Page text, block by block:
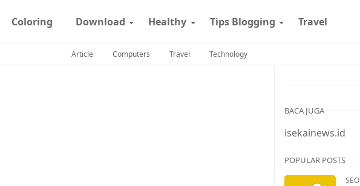
Coloring Download Healthy Tips Blogging Travel
Article Computers Travel Technology
BACA JUGA
isekainews.id
POPULAR POSTS
SEO